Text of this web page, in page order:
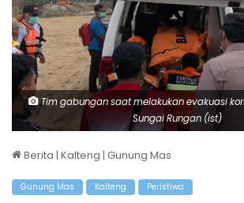
Tim gabungan saat melakukan evakuasi
Sungai Rungan (ist)
Berita | Kalteng | Gunung Mas
Gunung Mas Kalteng Peristiwa